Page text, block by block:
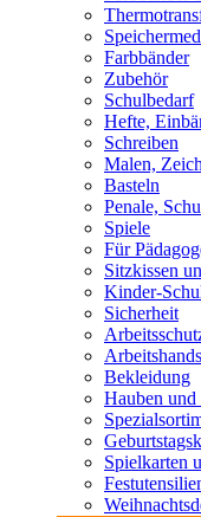
Farbbänder
Zubehör
Schulbedarf
Hefte,
Schreiben
Malen,
Basteln
Penale,
Spiele
Für
Sitzkissen
Kinder-
Sicherheit
Bekleidung
Hauben und
Spielkarten